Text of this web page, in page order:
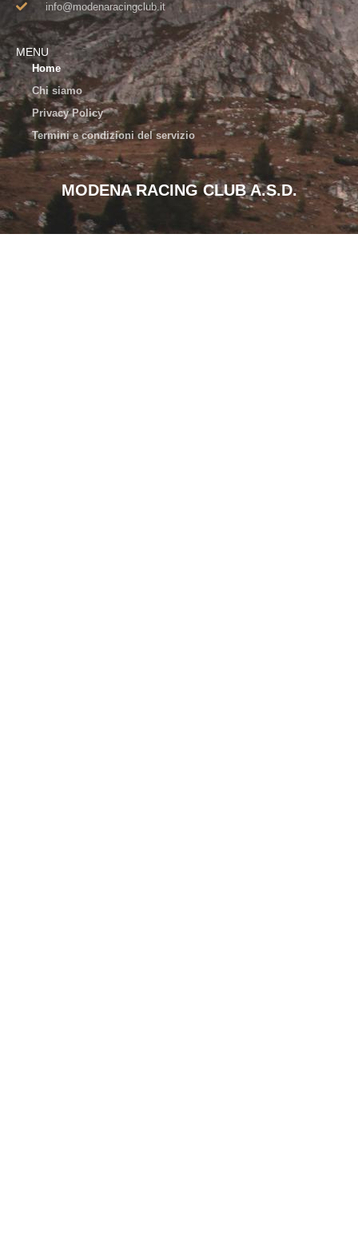
info@modenaracingclub.it​
MENU
Home
Chi siamo
Privacy Policy
Termini e condizioni del servizio
MODENA RACING CLUB A.S.D.